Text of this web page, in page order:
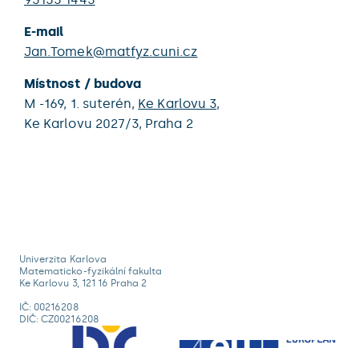
E-mail
Jan.Tomek@matfyz.cuni.cz
Místnost / budova
M -169, 1. suterén, Ke Karlovu 3,
Ke Karlovu 2027/3, Praha 2
Univerzita Karlova
Matematicko-fyzikální fakulta
Ke Karlovu 3, 121 16 Praha 2
IČ: 00216208
DIČ: CZ00216208